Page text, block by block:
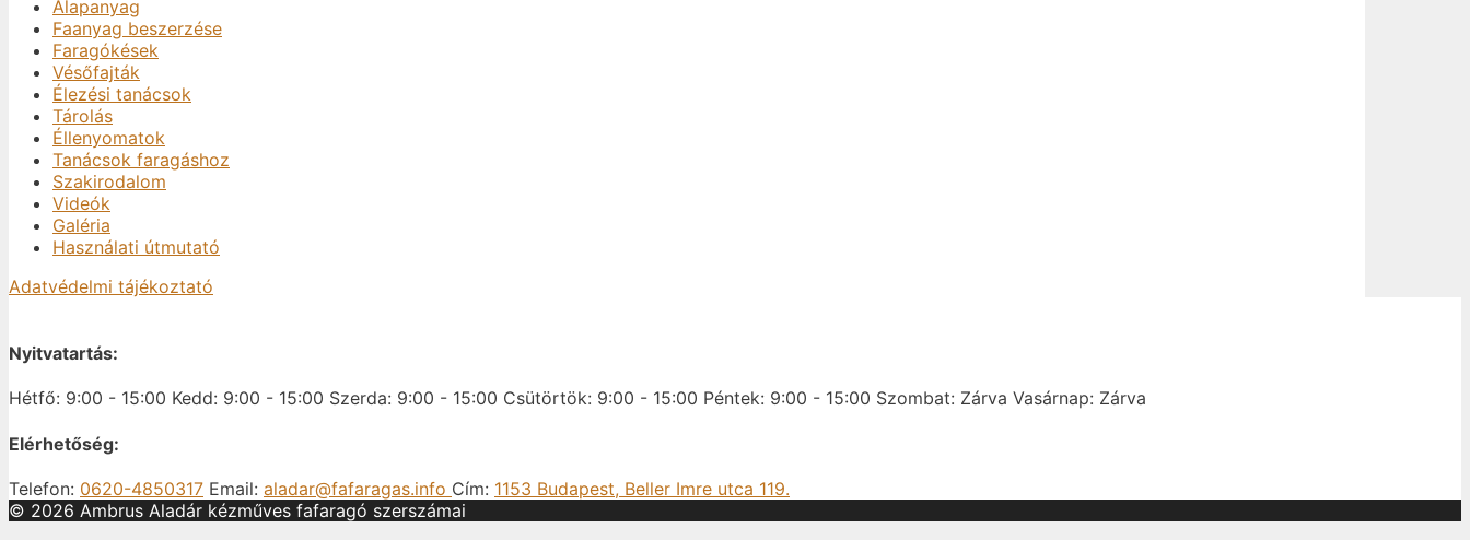
Alapanyag
Faanyag beszerzése
Faragókések
Vésőfajták
Élezési tanácsok
Tárolás
Éllenyomatok
Tanácsok faragáshoz
Szakirodalom
Videók
Galéria
Használati útmutató
Adatvédelmi tájékoztató
Nyitvatartás:
Hétfő: 9:00 - 15:00 Kedd: 9:00 - 15:00 Szerda: 9:00 - 15:00 Csütörtök: 9:00 - 15:00 Péntek: 9:00 - 15:00 Szombat: Zárva Vasárnap: Zárva
Elérhetőség:
Telefon: 0620-4850317 Email: aladar@fafaragas.info Cím: 1153 Budapest, Beller Imre utca 119.
© 2026 Ambrus Aladár kézműves fafaragó szerszámai